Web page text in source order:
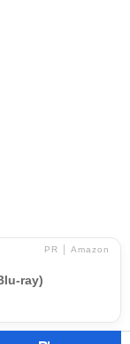
PR │ Amazon
ray)